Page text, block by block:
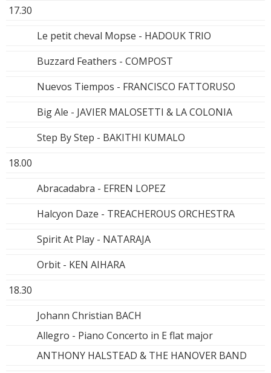
17.30
Le petit cheval Mopse - HADOUK TRIO
Buzzard Feathers - COMPOST
Nuevos Tiempos - FRANCISCO FATTORUSO
Big Ale - JAVIER MALOSETTI & LA COLONIA
Step By Step - BAKITHI KUMALO
18.00
Abracadabra - EFREN LOPEZ
Halcyon Daze - TREACHEROUS ORCHESTRA
Spirit At Play - NATARAJA
Orbit - KEN AIHARA
18.30
Johann Christian BACH
Allegro - Piano Concerto in E flat major
ANTHONY HALSTEAD & THE HANOVER BAND